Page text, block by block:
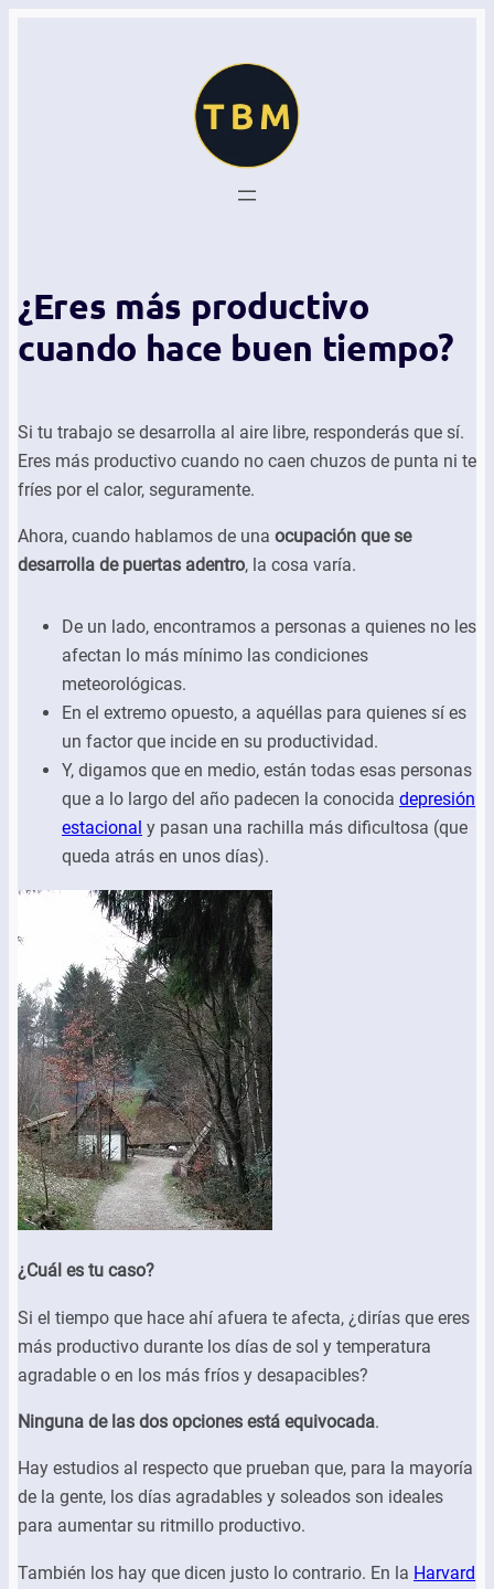
¿Eres más productivo
cuando hace buen tiempo?
Si tu trabajo se desarrolla al aire libre, responderás que sí.
Eres más productivo cuando no caen chuzos de punta ni te
fríes por el calor, seguramente.
Ahora, cuando hablamos de una ocupación que se
desarrolla de puertas adentro, la cosa varía.
De un lado, encontramos a personas a quienes no les
afectan lo más mínimo las condiciones
meteorológicas.
En el extremo opuesto, a aquéllas para quienes sí es
un factor que incide en su productividad.
Y, digamos que en medio, están todas esas personas
que a lo largo del año padecen la conocida depresión
estacional y pasan una rachilla más dificultosa (que
queda atrás en unos días).
¿Cuál es tu caso?
Si el tiempo que hace ahí afuera te afecta, ¿dirías que eres
más productivo durante los días de sol y temperatura
agradable o en los más fríos y desapacibles?
Ninguna de las dos opciones está equivocada.
Hay estudios al respecto que prueban que, para la mayoría
de la gente, los días agradables y soleados son ideales
para aumentar su ritmillo productivo.
También los hay que dicen justo lo contrario. En la Harvard